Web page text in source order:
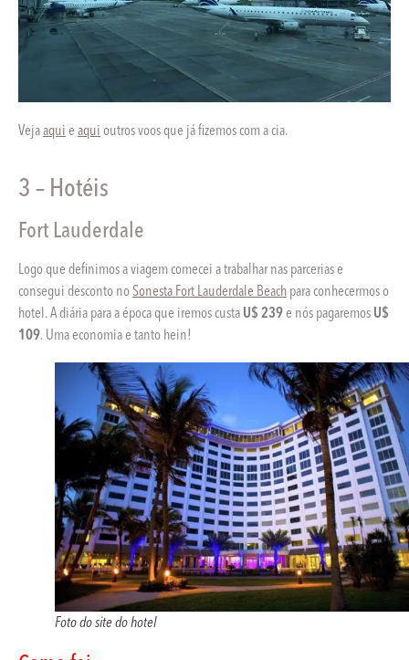
Vejaaqui e aqui outros voos que já fizemos com a cia.
3 – Hotéis
Fort Lauderdale
Logo que definimos a viagem comecei a trabalhar nas parcerias e
consegui desconto noSonesta Fort Lauderdale Beach para conhecermos o
hotel. A diária para a época que iremos custa U$ 239e nós pagaremos U$
109. Uma economia e tanto hein!
Foto do site do hotel